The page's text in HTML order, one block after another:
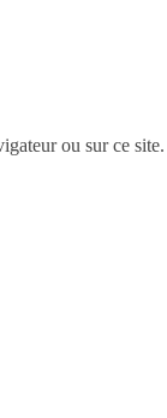
ou sur ce